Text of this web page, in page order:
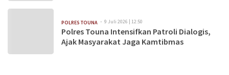
POLRES TOUNA 9 Juli 2026 | 12:50
Polres Touna Intensifkan Patroli Dialogis,
Ajak Masyarakat Jaga Kamtibmas